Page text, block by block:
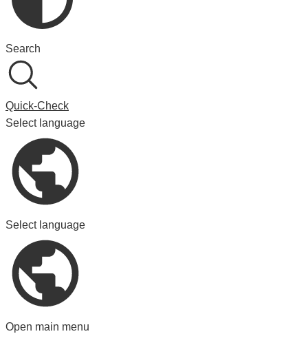
Search
Quick-Check
Select language
Select language
Open main menu